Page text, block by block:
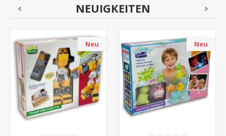
NEUIGKEITEN
Neu Neu